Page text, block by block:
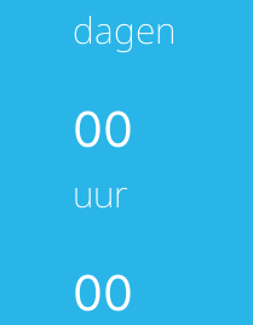
dagen
00
uur
00